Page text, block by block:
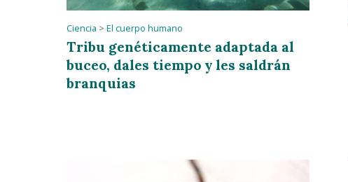
Ciencia > El cuerpo humano
Tribu genéticamente adaptada al
buceo, dales tiempo y les saldrán
branquias